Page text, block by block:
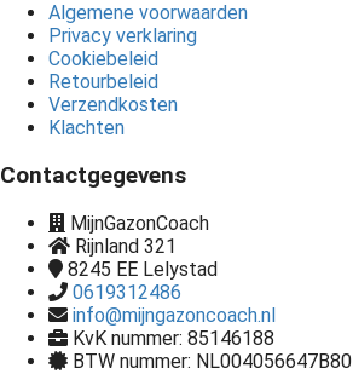
Algemene voorwaarden
Privacy verklaring
Cookiebeleid
Retourbeleid
Verzendkosten
Klachten
Contactgegevens
MijnGazonCoach
Rijnland 321
8245 EE Lelystad
0619312486
info@mijngazoncoach.nl
KvK nummer: 85146188
BTW nummer: NL004056647B80